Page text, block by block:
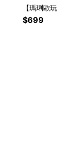
【瑪琍歐
$699